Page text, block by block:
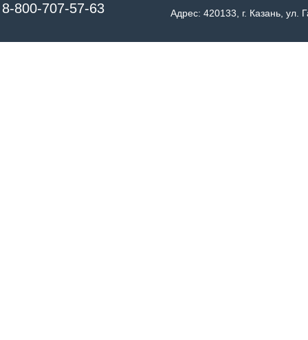
8-800-707-57-63
Адрес: 420133, г. Казань, ул.